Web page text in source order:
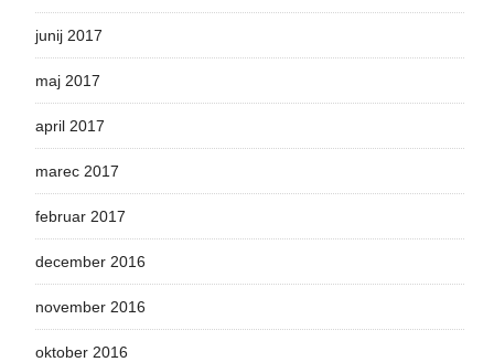
junij 2017
maj 2017
april 2017
marec 2017
februar 2017
december 2016
november 2016
oktober 2016